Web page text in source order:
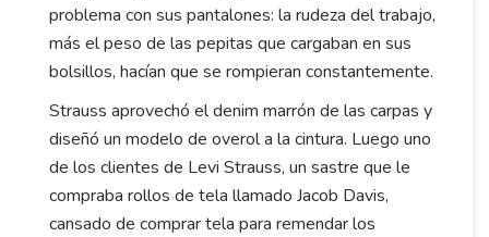
problema con sus pantalones: la rudeza del trabajo,
más el peso de las pepitas que cargaban en sus
bolsillos, hacían que se rompieran constantemente.
Strauss aprovechó el denim marrón de las carpas y
diseñó un modelo de overol a la cintura. Luego uno
de los clientes de Levi Strauss, un sastre que le
compraba rollos de tela llamado Jacob Davis,
cansado de comprar tela para remendar los